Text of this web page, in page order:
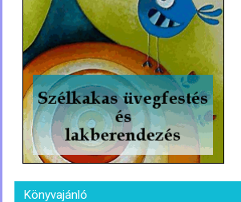
Könyvajánló